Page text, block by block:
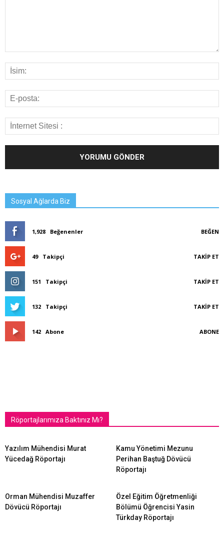
Sosyal Ağlarda Biz
1,928 Beğenenler BEĞEN
49 Takipçi TAKIP ET
151 Takipçi TAKIP ET
132 Takipçi TAKIP ET
142 Abone ABONE
Röportajlarımıza Baktınız Mı?
Yazılım Mühendisi Murat
Yücedağ Röportajı
Kamu Yönetimi Mezunu
Perihan Baştuğ Dövücü
Röportajı
Orman Mühendisi Muzaffer
Dövücü Röportajı
Özel Eğitim Öğretmenliği
Bölümü Öğrencisi Yasin
Türkday Röportajı